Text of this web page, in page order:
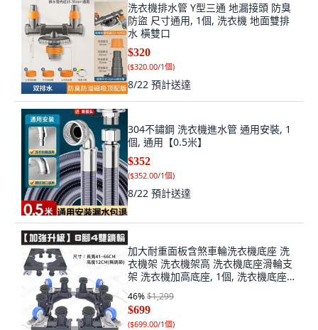
洗衣機排水管 Y型三通 地漏接頭 防臭
防盜 尺寸通用, 1個, 洗衣機 地面雙排
水 橫雙口
$320
($320.00/1個)
8/22 預計送達
304不鏽鋼 洗衣機進水管 通用安裝, 1
個, 通用【0.5米】
$352
($352.00/1個)
8/22 預計送達
加大耐重面板含煞車輪洗衣機底座 洗
衣機架 洗衣機架高 洗衣機底座滑輪支
架 洗衣機加高底座, 1個, 洗衣機底座
【加強加大版】8腳4雙鎖輪
46%$1,299
$699
($699.00/1個)